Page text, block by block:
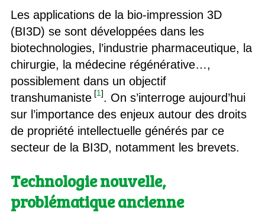
Les applications de la bio-impression 3D
(BI3D) se sont développées dans les
biotechnologies, l’industrie pharmaceutique, la
chirurgie, la médecine régénérative…,
possiblement dans un objectif
transhumaniste [1]. On s’interroge aujourd’hui
sur l’importance des enjeux autour des droits
de propriété intellectuelle générés par ce
secteur de la BI3D, notamment les brevets.
Technologie nouvelle,
problématique ancienne